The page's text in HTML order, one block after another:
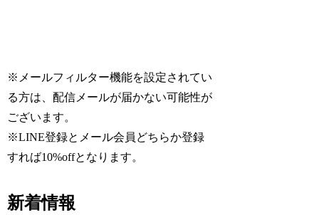
※メールフィルター機能を設定されてい
る方は、配信メールが届かない可能性が
ございます。
※LINE登録とメール会員どちらか登録
すれば10%offとなります。
新着情報